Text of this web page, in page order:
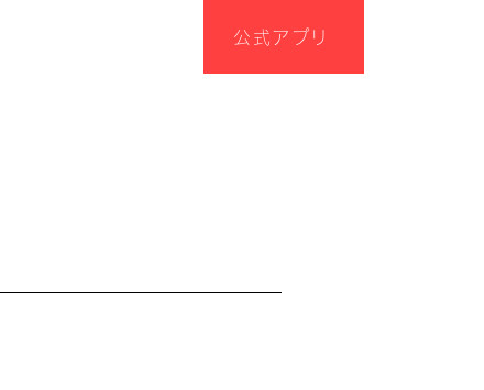
公式アプリ